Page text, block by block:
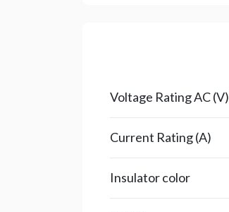
Voltage Rating AC (V)
Current Rating (A)
Insulator color